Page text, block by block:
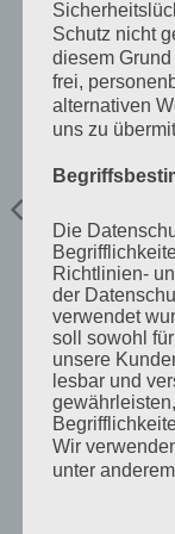
Phoenix Inverter
230V
€516,99 inkl
5-9
IN DEN
Schutz nicht
diesem
frei,
alternativen
uns zu
Die
Richtlinien-
der
verwendet
soll sowohl
unsere
lesbar und
Wir
unter